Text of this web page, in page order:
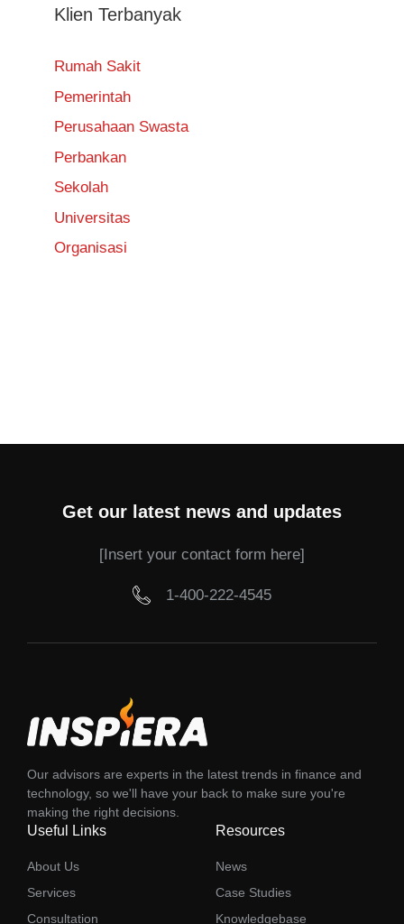
Klien Terbanyak
Rumah Sakit
Pemerintah
Perusahaan Swasta
Perbankan
Sekolah
Universitas
Organisasi
Get our latest news and updates
[Insert your contact form here]
1-400-222-4545
Our advisors are experts in the latest trends in finance and
technology, so we'll have your back to make sure you're
making the right decisions.
Useful Links
About Us
Services
Consultation
Resources
News
Case Studies
Knowledgebase